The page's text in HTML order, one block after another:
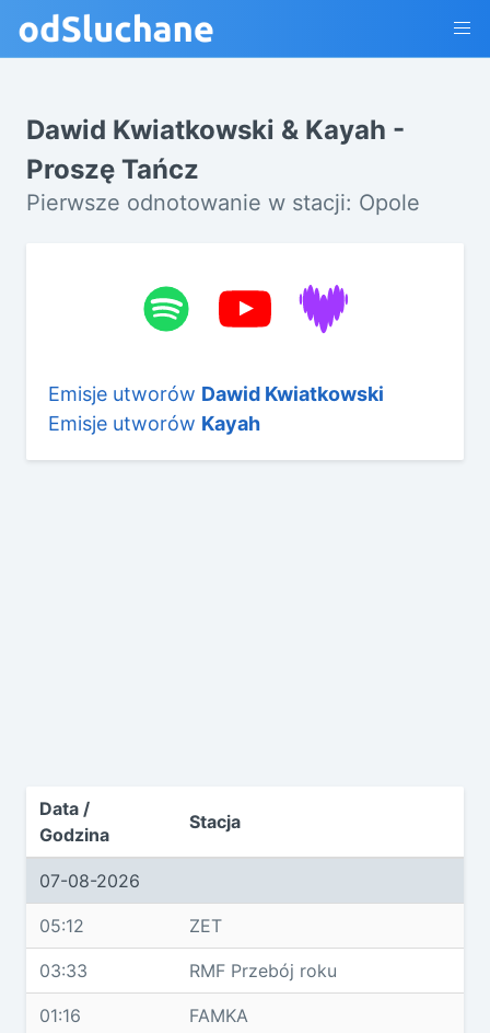
Dawid Kwiatkowski & Kayah -
Proszę Tańcz
Pierwsze odnotowanie w stacji: Opole
Emisje utworów Dawid Kwiatkowski
Emisje utworów Kayah
Data /
Godzina
Stacja
07-08-2026
05:12 ZET
03:33 RMF Przebój roku
01:16 FAMKA